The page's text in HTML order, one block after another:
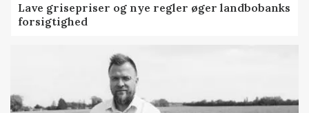
Lave grisepriser og nye regler øger landbobanks
forsigtighed